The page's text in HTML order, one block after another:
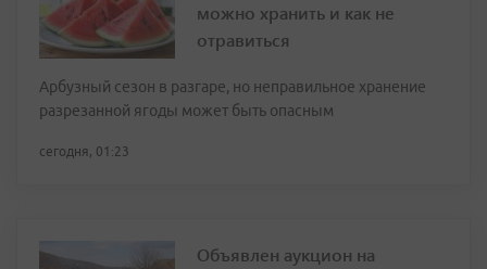
можно хранить и как не
отравиться
Арбузный сезон в разгаре, но неправильное хранение
разрезанной ягоды может быть опасным
сегодня, 01:23
Объявлен аукцион на